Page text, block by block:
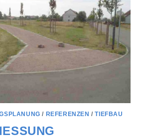
/ REFERENZEN /TIEFBAU
W